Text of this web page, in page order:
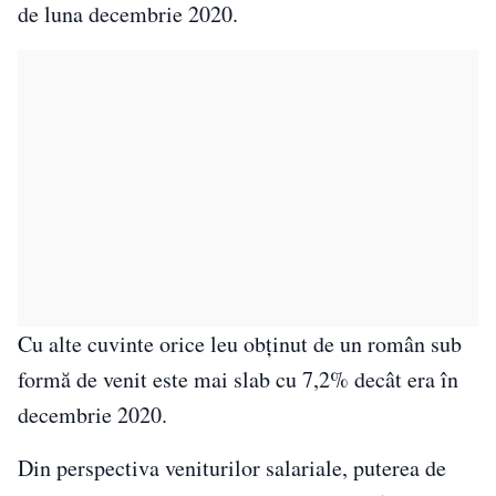
de luna decembrie 2020.
Cu alte cuvinte orice leu obținut de un român sub
formă de venit este mai slab cu 7,2% decât era în
decembrie 2020.
Din perspectiva veniturilor salariale, puterea de